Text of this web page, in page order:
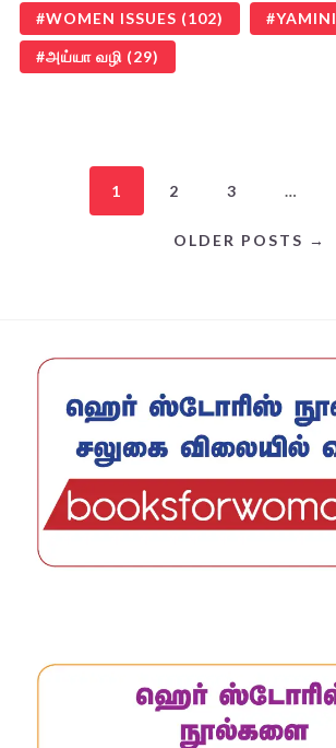
WOMEN ISSUES (102) YAMINI
அய்யா வழி (29)
1 2 3 …
OLDER POSTS →